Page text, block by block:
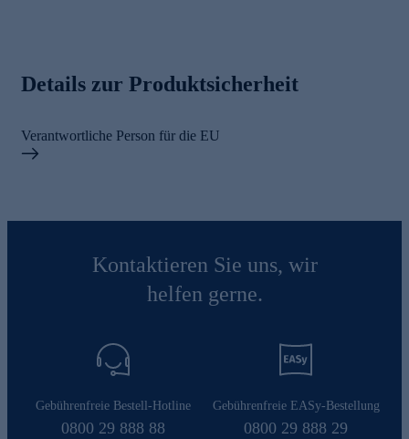
Details zur Produktsicherheit
Verantwortliche Person für die EU
Kontaktieren Sie uns, wir
helfen gerne.
Gebührenfreie Bestell-Hotline
0800 29 888 88
Gebührenfreie EASy-Bestellung
0800 29 888 29